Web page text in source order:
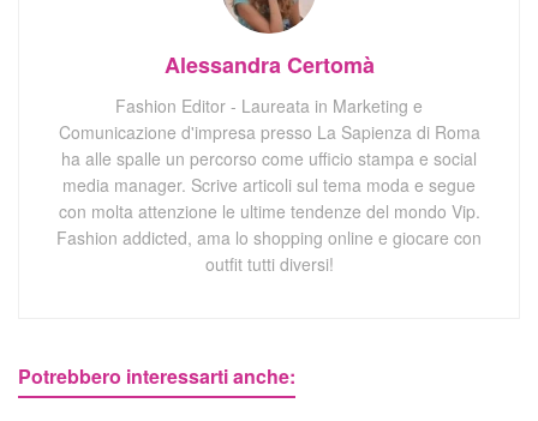
Alessandra Certomà
Fashion Editor - Laureata in Marketing e
Comunicazione d'impresa presso La Sapienza di Roma
ha alle spalle un percorso come ufficio stampa e social
media manager. Scrive articoli sul tema moda e segue
con molta attenzione le ultime tendenze del mondo Vip.
Fashion addicted, ama lo shopping online e giocare con
outfit tutti diversi!
Potrebbero interessarti anche: